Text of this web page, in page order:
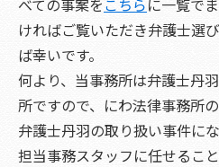
べての事案をこちらに一覧で
ければご覧いただき弁護士選
ば幸いです。
何より、当事務所は弁護士丹
所ですので、にわ法律事務所
弁護士丹羽の取り扱い事件に
担当事務スタッフに任せるこ